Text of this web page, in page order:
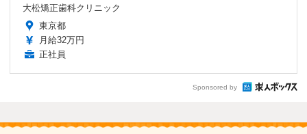
大松矯正歯科クリニック
東京都
月給32万円
正社員
Sponsored by